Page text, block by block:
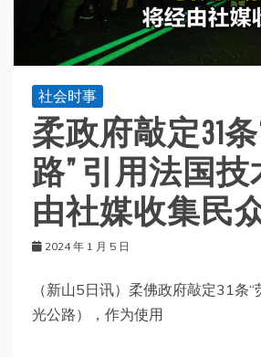
社会时事
柔政府敲定31
路” 引用法国
由社媒收集民
2024 年 1 月 5 日
（新山5日讯）柔佛政府敲定31条
光公路），作为使用